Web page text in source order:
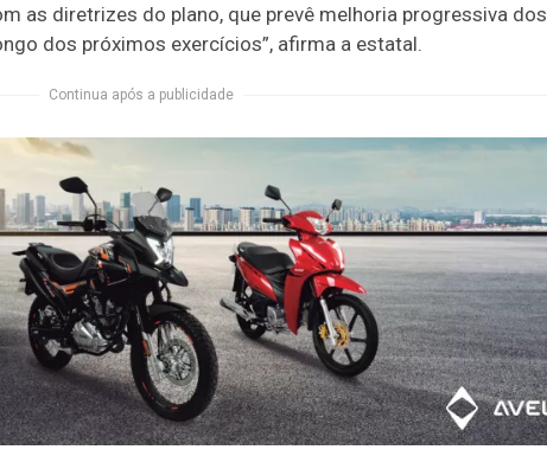
as diretrizes do plano, que prevê melhoria progressiva dos
dos próximos exercícios”, afirma a estatal.
Continua após a publicidade